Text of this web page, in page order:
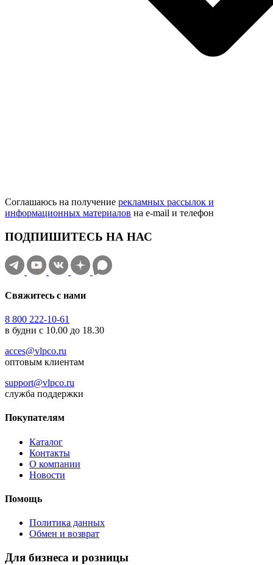
Соглашаюсь на получение рекламных рассылок и
информационных материалов на e‑mail и телефон
ПОДПИШИТЕСЬ НА НАС
Свяжитесь с нами
8 800 222-10-61
в будни с 10.00 до 18.30
acces@vlpco.ru
оптовым клиентам
support@vlpco.ru
служба поддержки
Покупателям
Каталог
Контакты
О компании
Новости
Помощь
Политика данных
Обмен и возврат
Для бизнеса и розницы